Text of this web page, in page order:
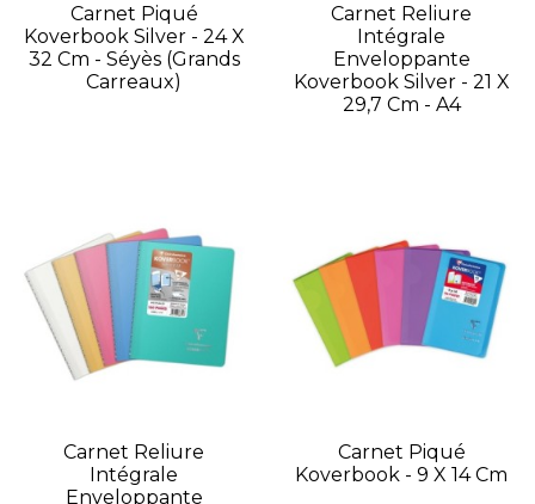
Carnet Piqué
Koverbook Silver - 24 X
32 Cm - Séyès (grands
Carreaux)
Carnet Reliure
Intégrale
Enveloppante
Koverbook Silver - 21 X
29,7 Cm - A4
Carnet Reliure
Intégrale
Enveloppante
Carnet Piqué
Koverbook - 9 X 14 Cm